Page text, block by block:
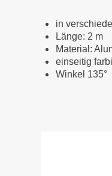
in
Länge: 2 m
Material:
einseitig
Winkel 135°